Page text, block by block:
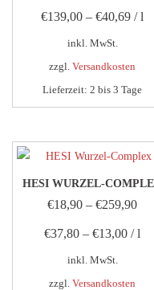
€139,00 –€40,69 /l
inkl. MwSt.
zzgl.Versandkosten
Lieferzeit:2 bis 3 Tage
weist
auf.
Die
HESI WURZEL-
€18,90 –€259,90
€37,80 –€13,00 /l
inkl. MwSt.
zzgl.Versandkosten